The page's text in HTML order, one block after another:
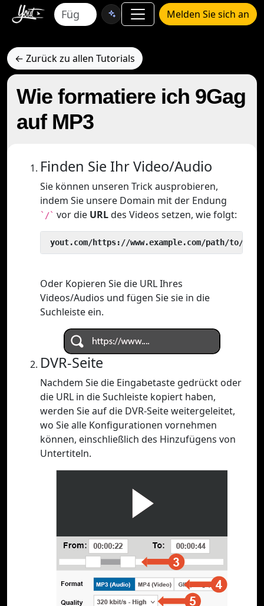
Melden Sie sich an
← Zurück zu allen Tutorials
Wie formatiere ich 9Gag
auf MP3
Finden Sie Ihr Video/Audio
Sie können unseren Trick ausprobieren,
indem Sie unsere Domain mit der Endung
`/` vor die URLdes Videos setzen, wie folgt:
yout.com/https://www.example.com/path/to/
Oder Kopieren Sie die URL Ihres
Videos/Audios und fügen Sie sie in die
Suchleiste ein.
DVR-Seite
Nachdem Sie die Eingabetaste gedrückt oder
die URL in die Suchleiste kopiert haben,
werden Sie auf die DVR-Seite weitergeleitet,
wo Sie alle Konfigurationen vornehmen
können, einschließlich des Hinzufügens von
Untertiteln.